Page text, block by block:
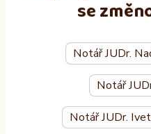
se
Notář JUDr.
Notář
Notář JUDr.